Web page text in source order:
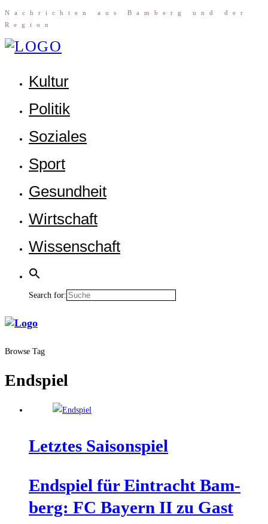
Nach­rich­ten aus Bam­berg und der
Region
Kul­tur
Poli­tik
Sozia­les
Sport
Gesund­heit
Wirt­schaft
Wis­sen­schaft
Search for:
Browse Tag
Endspiel
Letz­tes Saisonspiel
End­spiel für Ein­tracht Bam­
berg: FC Bay­ern II zu Gast